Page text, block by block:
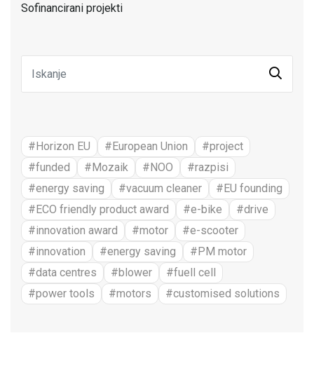
Sofinancirani projekti
#Horizon EU #European Union
#project
#funded
#Mozaik #NOO
#razpisi
#energy saving
#vacuum cleaner
#EU founding
#ECO friendly product award
#e-bike
#drive
#innovation award
#motor
#e-scooter
#innovation
#energy saving
#PM motor
#data centres
#blower
#fuell cell
#power tools
#motors #customised solutions